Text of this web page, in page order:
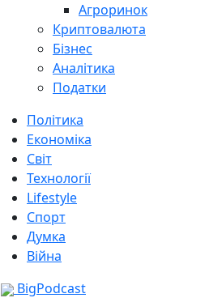
Агроринок
Криптовалюта
Бізнес
Аналітика
Податки
Політика
Економіка
Світ
Технології
Lifestyle
Спорт
Думка
Війна
BigPodcast